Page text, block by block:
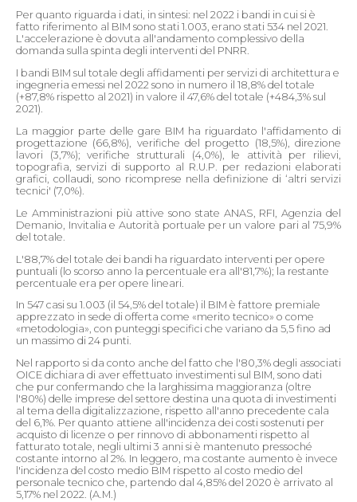
Per quanto riguarda i dati, in sintesi: nel 2022 i bandi in cui si è
fatto riferimento al BIM sono stati 1.003, erano stati 534 nel 2021.
L'accelerazione è dovuta all'andamento complessivo della
domanda sulla spinta degli interventi del PNRR.
I bandi BIM sul totale degli affidamenti per servizi di architettura e
ingegneria emessi nel 2022 sono in numero il 18,8% del totale
(+87,8% rispetto al 2021) in valore il 47,6% del totale (+484,3% sul
2021).
La maggior parte delle gare BIM ha riguardato l'affidamento di
progettazione (66,8%), verifiche del progetto (18,5%), direzione
lavori (3,7%); verifiche strutturali (4,0%), le attività per rilievi,
topografia, servizi di supporto al R.U.P. per redazioni elaborati
grafici, collaudi, sono ricomprese nella definizione di ‘altri servizi
tecnici' (7,0%).
Le Amministrazioni più attive sono state ANAS, RFI, Agenzia del
Demanio, Invitalia e Autorità portuale per un valore pari al 75,9%
del totale.
L'88,7% del totale dei bandi ha riguardato interventi per opere
puntuali (lo scorso anno la percentuale era all'81,7%); la restante
percentuale era per opere lineari.
In 547 casi su 1.003 (il 54,5% del totale) il BIM è fattore premiale
apprezzato in sede di offerta come «merito tecnico» o come
«metodologia», con punteggi specifici che variano da 5,5 fino ad
un massimo di 24 punti.
Nel rapporto si da conto anche del fatto che l'80,3% degli associati
OICE dichiara di aver effettuato investimenti sul BIM, sono dati
che pur confermando che la larghissima maggioranza (oltre
l'80%) delle imprese del settore destina una quota di investimenti
al tema della digitalizzazione, rispetto all'anno precedente cala
del 6,1%. Per quanto attiene all'incidenza dei costi sostenuti per
acquisto di licenze o per rinnovo di abbonamenti rispetto al
fatturato totale, negli ultimi 3 anni si è mantenuto pressoché
costante intorno al 2%. In leggero, ma costante aumento è invece
l'incidenza del costo medio BIM rispetto al costo medio del
personale tecnico che, partendo dal 4,85% del 2020 è arrivato al
5,17% nel 2022. (A.M.)